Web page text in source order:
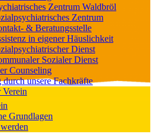
Zentrum Waldbröl
Zentrum
& Beratungsstelle
in eigener Häuslichkeit
Dienst
Sozialer Dienst
Counseling
durch unsere Fachkräfte
Verein
Grundlagen